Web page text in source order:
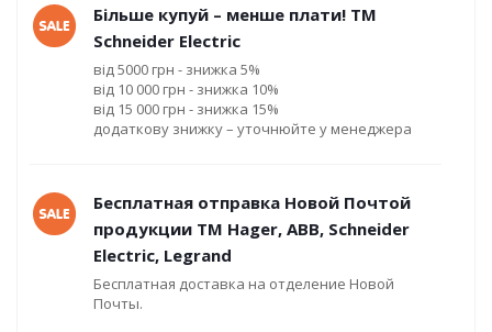
Більше купуй – менше плати! ТМ
Schneider Electric
від 5000 грн - знижка 5%
від 10 000 грн - знижка 10%
від 15 000 грн - знижка 15%
додаткову знижку – уточнюйте у менеджера
Бесплатная отправка Новой Почтой
продукции ТМ Hager, ABB, Schneider
Electric, Legrand
Бесплатная доставка на отделение Новой
Почты.